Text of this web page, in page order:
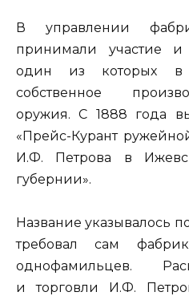
В управлении
принимали участие и
один из которых в
собственное
оружия. С 1888 года
«Прейс-Курант
И.Ф. Петрова в
губернии».
Название указывалось
требовал сам
однофамильцев.
и торговли И.Ф.